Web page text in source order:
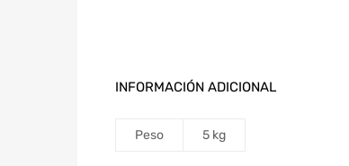
INFORMACIÓN ADICIONAL
Peso 5 kg